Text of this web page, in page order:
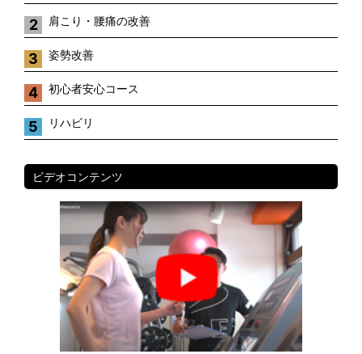
2 肩こり・腰痛の改善
3 姿勢改善
4 初心者安心コース
5 リハビリ
ビデオコンテンツ